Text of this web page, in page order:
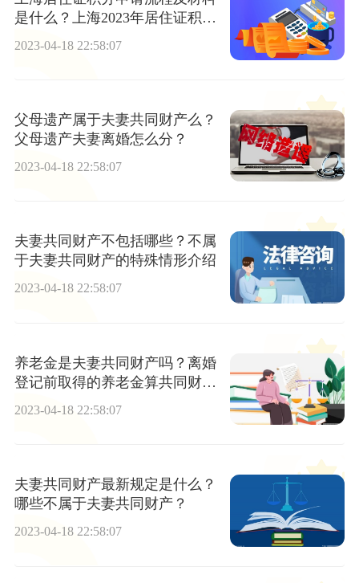
是什么？上海2023年居住证积分
2023-04-18 22:58:07
父母遗产属于夫妻共同财产么？
父母遗产夫妻离婚怎么分？
2023-04-18 22:58:07
夫妻共同财产不包括哪些？不属
于夫妻共同财产的特殊情形介绍
2023-04-18 22:58:07
养老金是夫妻共同财产吗？离婚
登记前取得的养老金算共同财产
2023-04-18 22:58:07
夫妻共同财产最新规定是什么？
哪些不属于夫妻共同财产？
2023-04-18 22:58:07